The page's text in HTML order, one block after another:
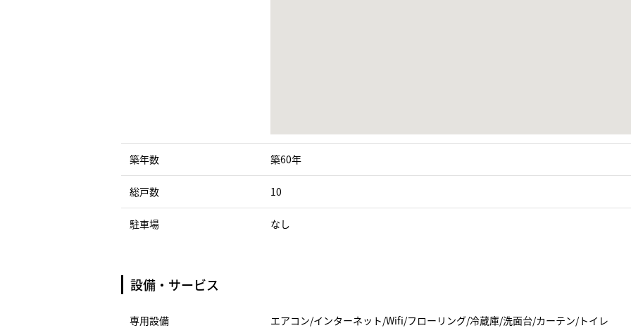
築年数 築60年
総戸数 10
駐車場 なし
設備・サービス
専用設備 エアコン/インターネット/Wifi/フローリング/冷蔵庫/洗面台/カーテン/トイレ